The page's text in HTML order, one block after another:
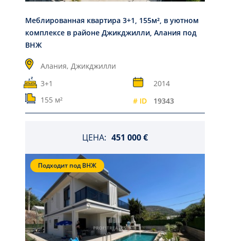
Меблированная квартира 3+1, 155м², в уютном
комплексе в районе Джикджилли, Алания под
ВНЖ
Алания, Джикджилли
3+1
2014
155 м²
# ID 19343
ЦЕНА: 451 000 €
Подходит под ВНЖ